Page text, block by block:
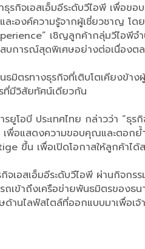
ธุรกิจเอสเอ็มอีระดับวีไอพี เ
ละองค์ความรู้จากผู้เชี่ยวชาญ
เชิญลูกค้ากลุ่มวีไอ
สบการณ์สุดพิเศษอย่างต่อเนื่องต
มิตรทางธุรกิจที่เติบโตเคียงข้
ที่มีวิสัยทัศน์เดียวกัน
อบี ประเทศไทย กล่าวว่า “ธุ
พื่อแสดงความขอบคุณและตอ
ขึ้น เพื่อเปิดโอกาสให้ลูกค้า
อสเอ็มอีระดับวีไอพี ผ่านกิจก
ข้าถึงเครือข่ายพันธมิตรของ
ด้านไลฟ์สไตล์ที่ออกแบบมาเพื่อเจ้